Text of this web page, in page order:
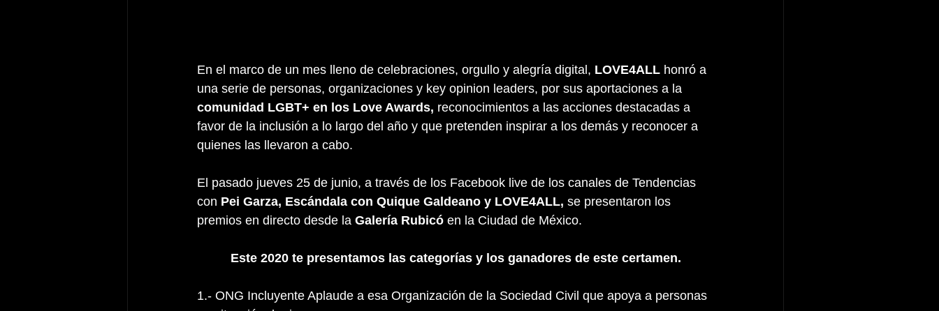
​En el marco de un mes lleno de celebraciones, orgullo y alegría digital, ​ LOVE4ALL honró a
una serie de personas, organizaciones y ​key opinion leaders​, por sus aportaciones a la
comunidad LGBT+ en los ​Love Awards​, reconocimientos a las acciones destacadas a
favor de la inclusión a lo largo del año y que pretenden inspirar a los demás y reconocer a
quienes las llevaron a cabo.
El pasado jueves 25 de junio, a través de los Facebook ​live de los canales de Tendencias
con Pei Garza​, Escándala con ​Quique Galdeano y ​LOVE4ALL​, ​se presentaron los
premios en directo desde la Galería Rubicó en la Ciudad de México.
Este 2020 te presentamos las categorías y los ganadores de este certamen.
1.- ONG Incluyente Aplaude a esa Organización de la Sociedad Civil que apoya a personas